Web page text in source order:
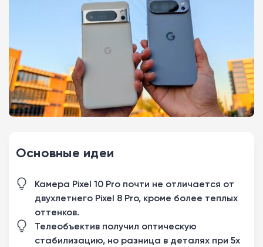
Основные идеи
Камера Pixel 10 Pro почти не отличается от
двухлетнего Pixel 8 Pro, кроме более теплых
оттенков.
Телеобъектив получил оптическую
стабилизацию, но разница в деталях при 5х